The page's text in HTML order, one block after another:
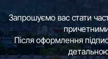
Запрошуємо вас стати
причетними
Після оформлення